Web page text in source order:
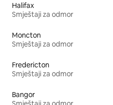
Halifax
Smještaji za odmor
Moncton
Smještaji za odmor
Fredericton
Smještaji za odmor
Bangor